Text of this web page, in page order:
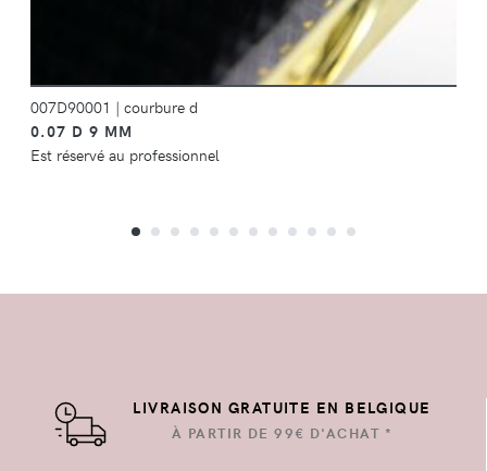
007D90001 | courbure d
0.07 D 9 MM
Est réservé au professionnel
LIVRAISON GRATUITE EN BELGIQUE
À PARTIR DE 99€ D'ACHAT *